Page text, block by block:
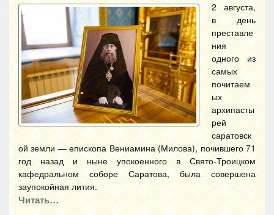
2 августа,
в день
преставле
ния
одного из
самых
почитаем
ых
архипасты
рей
саратовск
ой земли — епископа Вениамина (Милова), почившего 71
год назад и ныне упокоенного в Свято-Троицком
кафедральном соборе Саратова, была совершена
заупокойная лития.
Читать…